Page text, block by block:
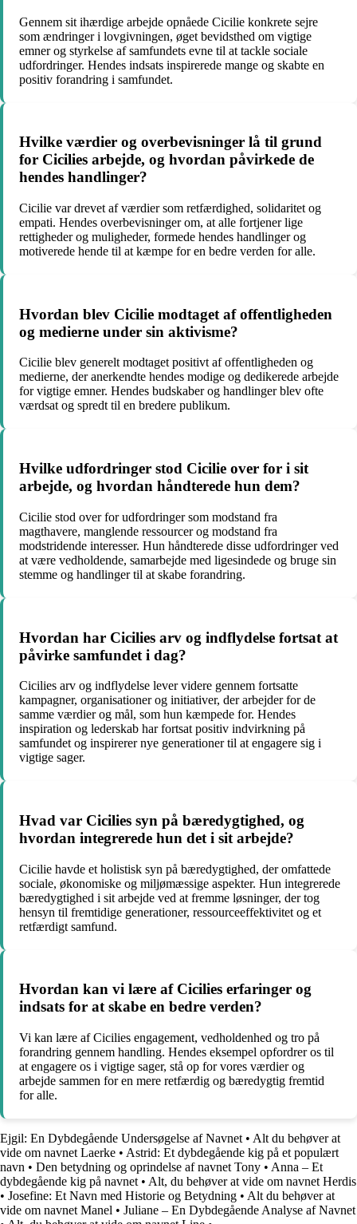
Gennem sit ihærdige arbejde opnåede Cicilie konkrete sejre
som ændringer i lovgivningen, øget bevidsthed om vigtige
emner og styrkelse af samfundets evne til at tackle sociale
udfordringer. Hendes indsats inspirerede mange og skabte en
positiv forandring i samfundet.
Hvilke værdier og overbevisninger lå til grund
for Cicilies arbejde, og hvordan påvirkede de
hendes handlinger?
Cicilie var drevet af værdier som retfærdighed, solidaritet og
empati. Hendes overbevisninger om, at alle fortjener lige
rettigheder og muligheder, formede hendes handlinger og
motiverede hende til at kæmpe for en bedre verden for alle.
Hvordan blev Cicilie modtaget af offentligheden
og medierne under sin aktivisme?
Cicilie blev generelt modtaget positivt af offentligheden og
medierne, der anerkendte hendes modige og dedikerede arbejde
for vigtige emner. Hendes budskaber og handlinger blev ofte
værdsat og spredt til en bredere publikum.
Hvilke udfordringer stod Cicilie over for i sit
arbejde, og hvordan håndterede hun dem?
Cicilie stod over for udfordringer som modstand fra
magthavere, manglende ressourcer og modstand fra
modstridende interesser. Hun håndterede disse udfordringer ved
at være vedholdende, samarbejde med ligesindede og bruge sin
stemme og handlinger til at skabe forandring.
Hvordan har Cicilies arv og indflydelse fortsat at
påvirke samfundet i dag?
Cicilies arv og indflydelse lever videre gennem fortsatte
kampagner, organisationer og initiativer, der arbejder for de
samme værdier og mål, som hun kæmpede for. Hendes
inspiration og lederskab har fortsat positiv indvirkning på
samfundet og inspirerer nye generationer til at engagere sig i
vigtige sager.
Hvad var Cicilies syn på bæredygtighed, og
hvordan integrerede hun det i sit arbejde?
Cicilie havde et holistisk syn på bæredygtighed, der omfattede
sociale, økonomiske og miljømæssige aspekter. Hun integrerede
bæredygtighed i sit arbejde ved at fremme løsninger, der tog
hensyn til fremtidige generationer, ressourceeffektivitet og et
retfærdigt samfund.
Hvordan kan vi lære af Cicilies erfaringer og
indsats for at skabe en bedre verden?
Vi kan lære af Cicilies engagement, vedholdenhed og tro på
forandring gennem handling. Hendes eksempel opfordrer os til
at engagere os i vigtige sager, stå op for vores værdier og
arbejde sammen for en mere retfærdig og bæredygtig fremtid
for alle.
Ejgil: En Dybdegående Undersøgelse af Navnet • Alt du behøver at
vide om navnet Laerke • Astrid: Et dybdegående kig på et populært
navn • Den betydning og oprindelse af navnet Tony • Anna – Et
dybdegående kig på navnet • Alt, du behøver at vide om navnet Herdis
• Josefine: Et Navn med Historie og Betydning • Alt du behøver at
vide om navnet Manel • Juliane – En Dybdegående Analyse af Navnet